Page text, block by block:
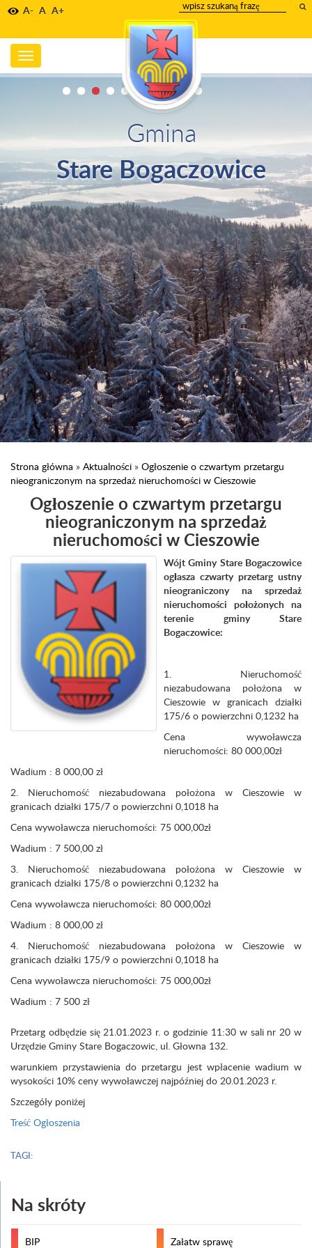
A- A A+
wpisz
szukany
tekst
Toggle
navigation
Gmina
Stare Bogaczowice
Strona główna » Aktualności » Ogłoszenie o czwartym przetargu
nieograniczonym na sprzedaż nieruchomości w Cieszowie
Ogłoszenie o czwartym przetargu
nieograniczonym na sprzedaż
nieruchomości w Cieszowie
Wójt Gminy Stare Bogaczowice
ogłasza czwarty przetarg ustny
nieograniczony na sprzedaż
nieruchomości położonych na
terenie gminy Stare
Bogaczowice:
1. Nieruchomość
niezabudowana położona w
Cieszowie w granicach działki
175/6 o powierzchni 0,1232 ha
Cena wywoławcza
nieruchomości: 80 000,00zł
Wadium : 8 000,00 zł
2. Nieruchomość niezabudowana położona w Cieszowie w
granicach działki 175/7 o powierzchni 0,1018 ha
Cena wywoławcza nieruchomości: 75 000,00zł
Wadium : 7 500,00 zł
3. Nieruchomość niezabudowana położona w Cieszowie w
granicach działki 175/8 o powierzchni 0,1232 ha
Cena wywoławcza nieruchomości: 80 000,00zł
Wadium : 8 000,00 zł
4. Nieruchomość niezabudowana położona w Cieszowie w
granicach działki 175/9 o powierzchni 0,1018 ha
Cena wywoławcza nieruchomości: 75 000,00zł
Wadium : 7 500 zł
Przetarg odbędzie się 21.01.2023 r. o godzinie 11:30 w sali nr 20 w
Urzędzie Gminy Stare Bogaczowic, ul. Głowna 132.
warunkiem przystawienia do przetargu jest wpłacenie wadium w
wysokości 10% ceny wywoławczej najpóźniej do 20.01.2023 r.
Szczegóły poniżej
Treść Ogłoszenia
TAGI:
Na skróty
BIP Załatw sprawę